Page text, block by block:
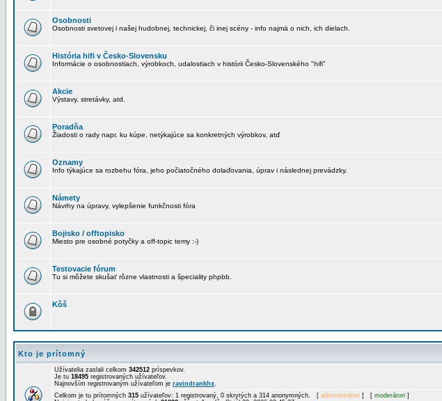
Osobnosti
Osobnosti svetovej i našej hudobnej, technickej, či inej scény - info najmä o nich, ich dielach.
História hifi v Česko-Slovensku
Informácie o osobnostiach, výrobkoch, udalostiach v histórii Česko-Slovenského "hifi"
Akcie
Výstavy, stretávky, atd.
Poradňa
Žiadosti o rady napr. ku kúpe, netýkajúce sa konkretných výrobkov, atď
Oznamy
Info týkajúce sa rozbehu fóra, jeho počiatočného dolaďovania, úprav i následnej prevádzky.
Námety
Návrhy na úpravy, vylepšenie funkčnosti fóra
Bojisko / offtopisko
Miesto pre osobné potyčky a off-topic temy :-)
Testovacie fórum
Tu si môžete skušať rôzne vlastnosti a špeciality phpbb.
Kôš
Kto je prítomný
Užívatelia zaslali celkom 342512 príspevkov.
Je tu 18495 registrovaných užívateľov.
Najnovším registrovaným užívateľom je ravindrankhx.
Celkom je tu prítomných 315 užívateľov: 1 registrovaný, 0 skrytých a 314 anonymných. [ administrátori ] [ moderátori ]